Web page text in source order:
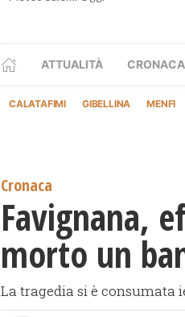
ATTUALITÀ CRONACA
CALATAFIMI GIBELLINA MENFI
Cronaca
Favignana,
morto un
La tragedia si è consumata